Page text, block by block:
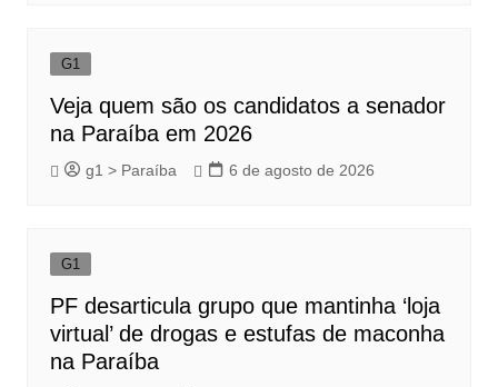
G1
Veja quem são os candidatos a senador
na Paraíba em 2026
g1 > Paraíba 6 de agosto de 2026
G1
PF desarticula grupo que mantinha ‘loja
virtual’ de drogas e estufas de maconha
na Paraíba